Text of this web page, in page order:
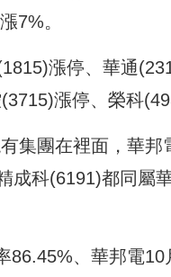
7%。
漲停、華通
漲停、榮科
集團在裡面，華
成科(6191)都同屬
、華邦電